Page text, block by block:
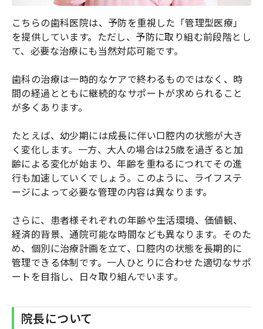
こちらの歯科医院は、予防を重視した「管理型医療」
を提供しています。ただし、予防に取り組む前段階とし
て、必要な治療にも当然対応可能です。
歯科の治療は一時的なケアで終わるものではなく、時
間の経過とともに継続的なサポートが求められること
が多くあります。
たとえば、幼少期には成長に伴い口腔内の状態が大き
く変化します。一方、大人の場合は25歳を過ぎると加
齢による変化が始まり、年齢を重ねるにつれてその進
行も加速していくでしょう。このように、ライフステ
ージによって必要な管理の内容は異なります。
さらに、患者様それぞれの年齢や生活環境、価値観、
経済的背景、通院可能な時間なども異なります。そのた
め、個別に治療計画を立て、口腔内の状態を長期的に
管理できる体制です。一人ひとりに合わせた適切なサポ
ートを目指し、日々取り組んでいます。
院長について